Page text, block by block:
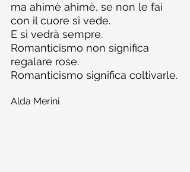
ma ahimè ahimè, se non le fai
con il cuore si vede.
E si vedrà sempre.
Romanticismo non significa
regalare rose.
Romanticismo significa coltivarle.
​Alda Merini